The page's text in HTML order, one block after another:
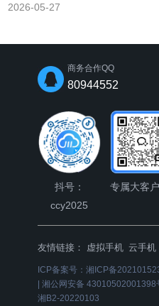
2026-05-27
商务合作QQ
80944552
抖号：
ccy2025
专属大客
友情链接： 虚拟手机 云手机
ICP备案号： 湘ICP备
| 湘公网安备 43010502001398
湘B2-20220103